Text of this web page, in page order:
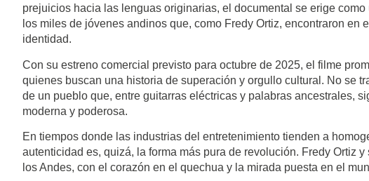
prejuicios hacia las lenguas originarias, el documental se erige
los miles de jóvenes andinos que, como Fredy Ortiz, encontraron en
identidad.
Con su estreno comercial previsto para octubre de 2025, el filme
quienes buscan una historia de superación y orgullo cultural. No se
de un pueblo que, entre guitarras eléctricas y palabras ancestrales,
moderna y poderosa.
En tiempos donde las industrias del entretenimiento tienden a
autenticidad es, quizá, la forma más pura de revolución. Fredy Ortiz
los Andes, con el corazón en el quechua y la mirada puesta en el